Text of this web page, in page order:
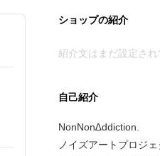
ショップの紹介
紹介文はまだ設定さ
自己紹介
NonNon∆ddiction.
ノイズアートプロジェ